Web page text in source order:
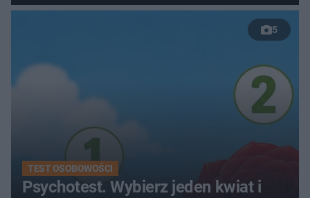
kobiety
5
TEST OSOBOWOŚCI
Psychotest. Wybierz jeden kwiat i